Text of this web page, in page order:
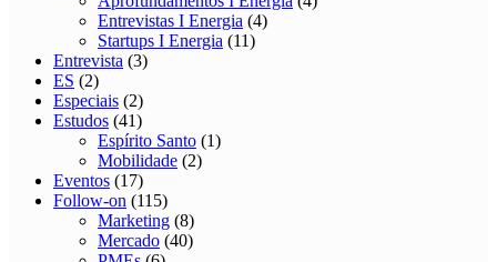
Entrevistas I Energia (4)
Startups I Energia (11)
Entrevista (3)
ES (2)
Especiais (2)
Estudos (41)
Espírito Santo (1)
Mobilidade (2)
Eventos (17)
Follow-on (115)
Marketing (8)
Mercado (40)